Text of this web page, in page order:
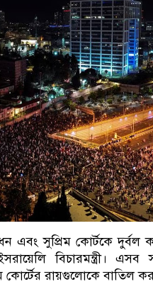
এবং সুপ্রিম কোর্টকে
বিচারমন্ত্রী। এসব
কোর্টের রায়গুলোকে বাতিল